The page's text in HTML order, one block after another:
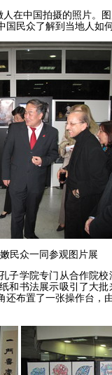
中国拍摄的照片。图
民众了解到当地人如
民众一同参观图片展
学院专门从合作院校
和书法展示吸引了大
布置了一张操作台，